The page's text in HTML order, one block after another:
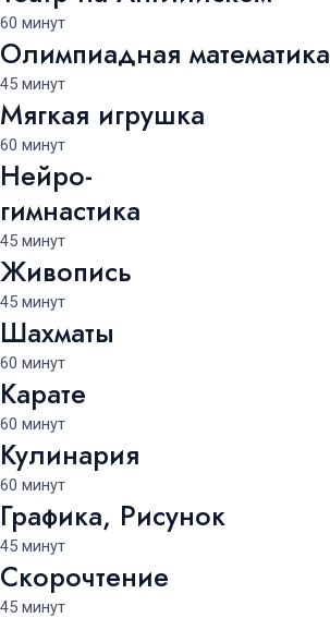
60 минут
Олимпиадная математика
45 минут
Мягкая игрушка
60 минут
Нейро-
гимнастика
45 минут
Живопись
45 минут
Шахматы
60 минут
Карате
60 минут
Кулинария
60 минут
Графика, Рисунок
45 минут
Скорочтение
45 минут